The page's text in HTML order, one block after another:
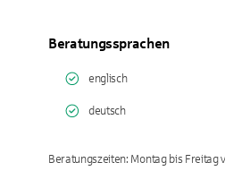
Beratungssprachen
englisch
deutsch
Beratungszeiten: Montag bis Freitag